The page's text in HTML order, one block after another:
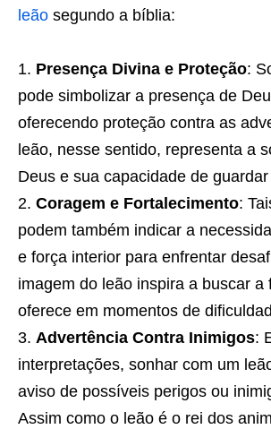
leão segundo a bíblia:
Presença Divina e Proteção:
pode simbolizar a presença de
oferecendo proteção contra as
leão, nesse sentido, representa a
Deus e sua capacidade de
Coragem e Fortalecimento:
podem também indicar a
e força interior para enfrentar
imagem do leão inspira a buscar a
oferece em momentos de
Advertência Contra Inimigos:
interpretações, sonhar com um
aviso de possíveis perigos ou
Assim como o leão é o rei dos